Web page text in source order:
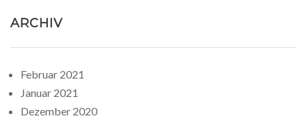
ARCHIV
Februar 2021
Januar 2021
Dezember 2020